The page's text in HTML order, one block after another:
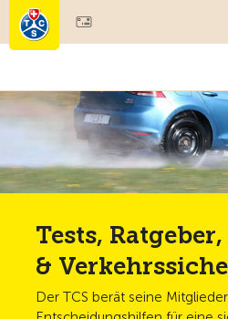
Mitgliedschaft & Leistungen
Test, Sicherheit & Gesundheit
Tests,
&
Der TCS berät seine